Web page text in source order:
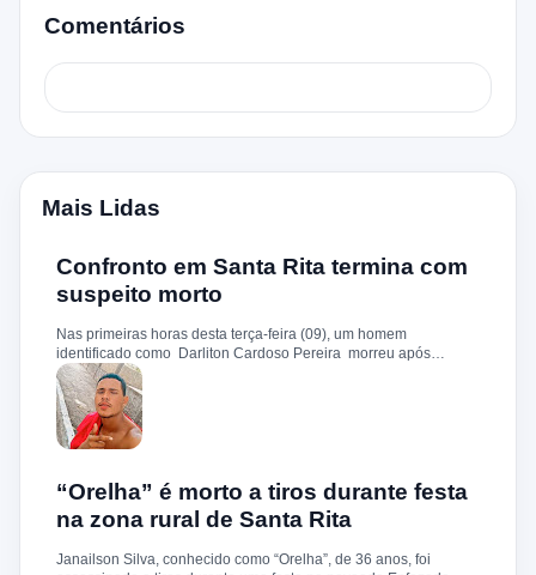
Comentários
Mais Lidas
Confronto em Santa Rita termina com
suspeito morto
Nas primeiras horas desta terça-feira (09), um homem
identificado como Darliton Cardoso Pereira morreu após
confronto com a Polícia Militar no povoado Timbotiba, zona rural
de Santa Rita. De acordo com a PM, os policiais estavam
cumprindo um mandado de prisão contra Darliton, apontado
como um dos suspeitos pela morte brutal de Leandro Sena ,
ocorrida em 25 de fevereiro de 2024. A vítima teria sido
chocou a cidade. Durante a ação, o suspeito teria reagido à
abordagem e disparado contra a guarnição, que revidou.
Darliton foi atingido, chegou a ser socorrido e levado ao hospital
operações e cumprimento de mandados na região.
“Orelha” é morto a tiros durante festa
na zona rural de Santa Rita
Janailson Silva, conhecido como “Orelha”, de 36 anos, foi